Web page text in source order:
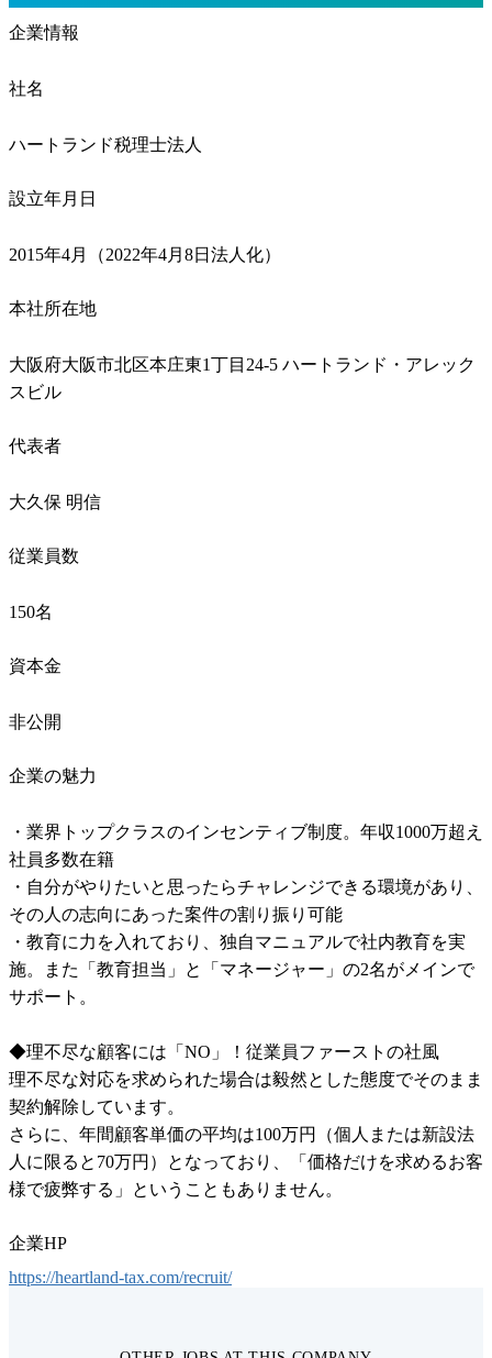
企業情報
社名
ハートランド税理士法人
設立年月日
2015年4月（2022年4月8日法人化）
本社所在地
大阪府大阪市北区本庄東1丁目24-5 ハートランド・アレック
スビル
代表者
大久保 明信
従業員数
150名
資本金
非公開
企業の魅力
・業界トップクラスのインセンティブ制度。年収1000万超え
社員多数在籍
・自分がやりたいと思ったらチャレンジできる環境があり、
その人の志向にあった案件の割り振り可能
・教育に力を入れており、独自マニュアルで社内教育を実
施。また「教育担当」と「マネージャー」の2名がメインで
サポート。
◆理不尽な顧客には「NO」！従業員ファーストの社風
理不尽な対応を求められた場合は毅然とした態度でそのまま
契約解除しています。
さらに、年間顧客単価の平均は100万円（個人または新設法
人に限ると70万円）となっており、「価格だけを求めるお客
様で疲弊する」ということもありません。
企業HP
https://heartland-tax.com/recruit/